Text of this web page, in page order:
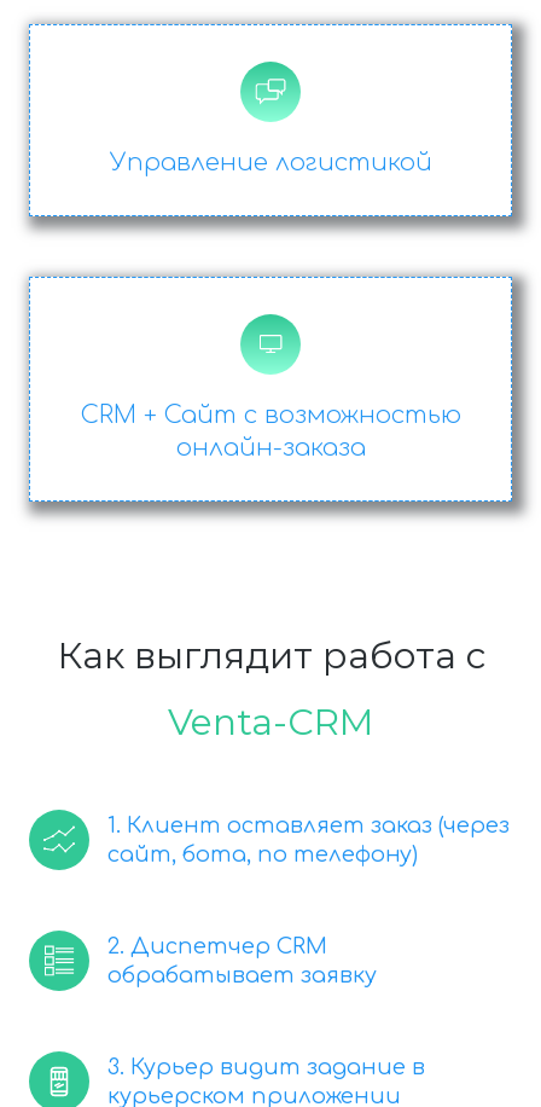
Управление логистикой
CRM + Сайт с возможностью
онлайн-заказа
Как выглядит работа с
Venta-CRM
1. Клиент оставляет заказ (через
сайт, бота, по телефону)
2. Диспетчер CRM
обрабатывает заявку
3. Курьер видит задание в
курьерском приложении